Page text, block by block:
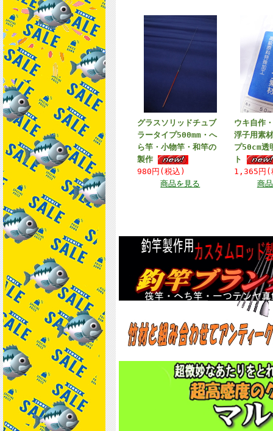
グラスソリッドチュブ
ラータイプ500mm・へ
ら竿・小物竿・和竿の
製作
980円(税込)
商品を見る
ウキ自作
浮子用素
プ50cm透
ト
1,365円(
商